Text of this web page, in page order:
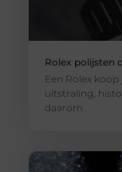
Rolex polijsten
Een Rolex
uitstraling,
daarom